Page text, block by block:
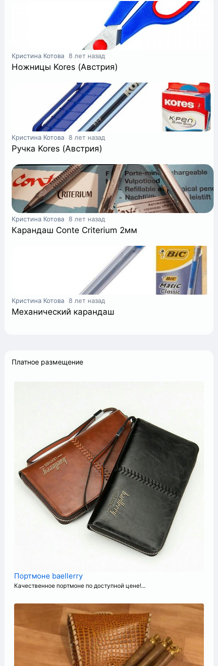
Кристина Котова 8 лет назад
Ножницы Kores (Австрия)
Кристина Котова 8 лет назад
Ручка Kores (Австрия)
Кристина Котова 8 лет назад
Карандаш Conte Criterium 2мм
Кристина Котова 8 лет назад
Механический карандаш
Платное размещение
Портмоне baellerry
Качественное портмоне по доступной цене!...